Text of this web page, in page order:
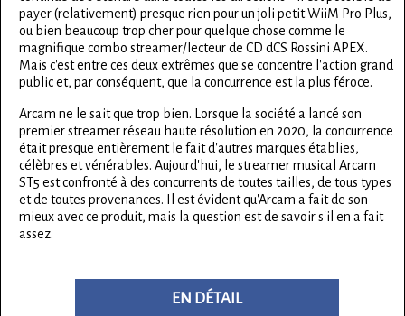
payer (relativement) presque rien pour un joli petit WiiM Pro Plus,
ou bien beaucoup trop cher pour quelque chose comme le
magnifique combo streamer/lecteur de CD dCS Rossini APEX.
Mais c'est entre ces deux extrêmes que se concentre l'action grand
public et, par conséquent, que la concurrence est la plus féroce.
Arcam ne le sait que trop bien. Lorsque la société a lancé son
premier streamer réseau haute résolution en 2020, la concurrence
était presque entièrement le fait d'autres marques établies,
célèbres et vénérables. Aujourd'hui, le streamer musical Arcam
ST5 est confronté à des concurrents de toutes tailles, de tous types
et de toutes provenances. Il est évident qu'Arcam a fait de son
mieux avec ce produit, mais la question est de savoir s'il en a fait
assez.
EN DÉTAIL